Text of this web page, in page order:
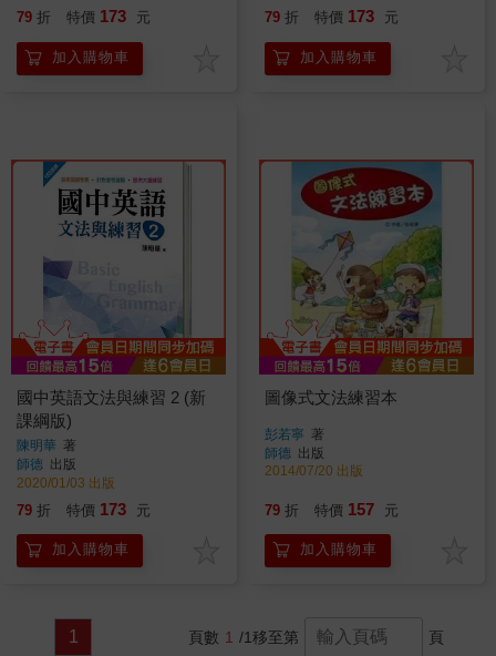
79 折 特價 173 元
加入購物車
79 折 特價 173 元
加入購物車
國中英語文法與練習 2 (新
課綱版)
陳明華 著
師德 出版
2020/01/03 出版
79 折 特價 173 元
加入購物車
圖像式文法練習本
彭若寧 著
師德 出版
2014/07/20 出版
79 折 特價 157 元
加入購物車
1 頁數 1 /1移至第 頁